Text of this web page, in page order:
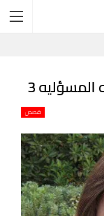
3
قصص